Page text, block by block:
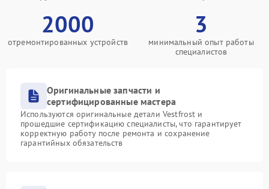
2000
отремонтированных устройств
3
минимальный опыт работы
специалистов
Оригинальные запчасти и
сертифицированные мастера
Используются оригинальные детали Vestfrost и
прошедшие сертификацию специалисты, что гарантирует
корректную работу после ремонта и сохранение
гарантийных обязательств